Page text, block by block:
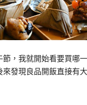
節，我就開始看要買哪
來發現良品開飯直接有